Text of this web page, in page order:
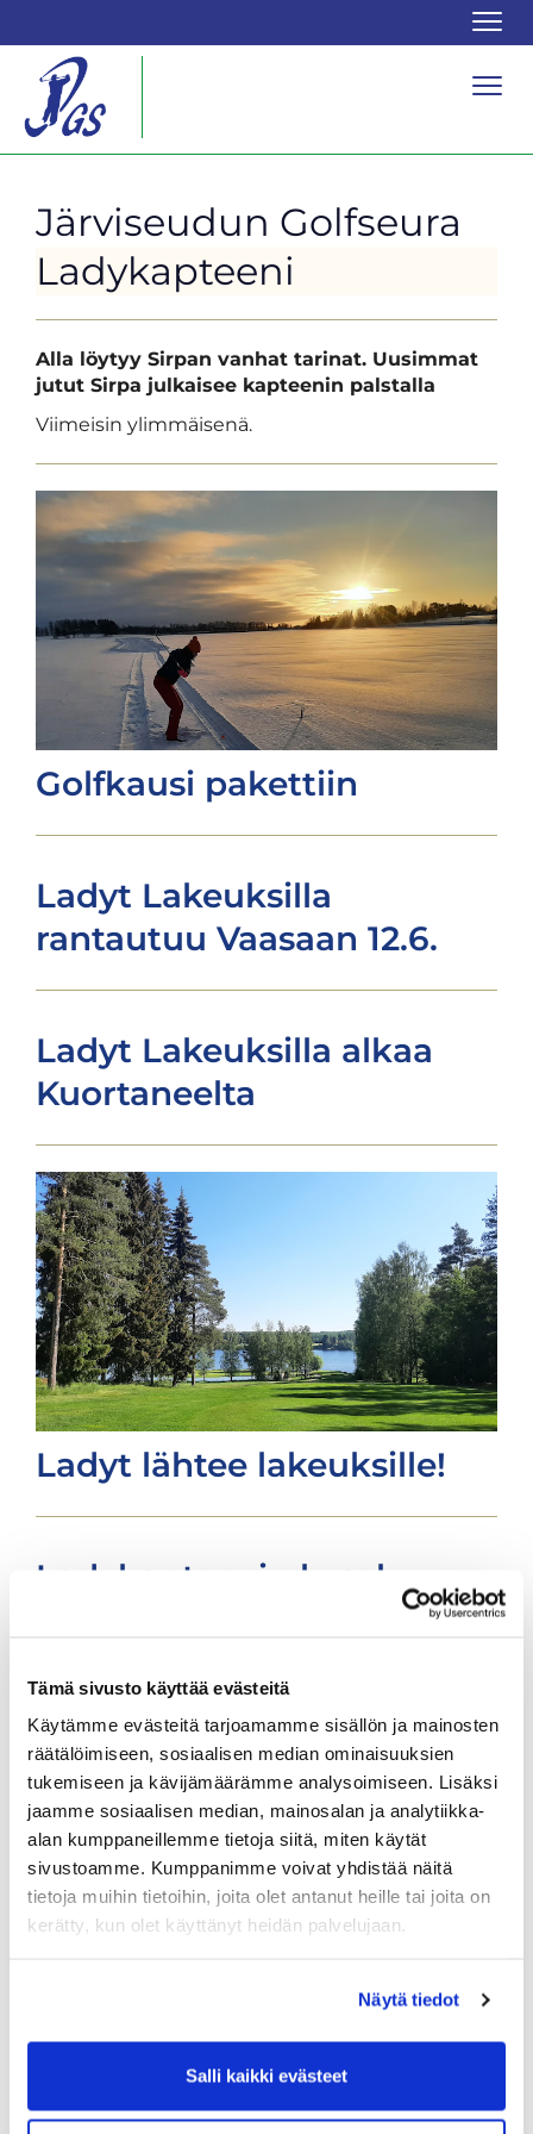
Tämä sivusto käyttää evästeitä
Käytämme evästeitä tarjoamamme sisällön ja mainosten
räätälöimiseen, sosiaalisen median ominaisuuksien
tukemiseen ja kävijämäärämme analysoimiseen. Lisäksi
jaamme sosiaalisen median, mainosalan ja analytiikka-
alan kumppaneillemme tietoja siitä, miten käytät
sivustoamme. Kumppanimme voivat yhdistää näitä
tietoja muihin tietoihin, joita olet antanut heille tai joita on
kerätty, kun olet käyttänyt heidän palvelujaan.
Näytä tiedot
Salli kaikki evästeet
Järviseudun Golfseura
Ladykapteeni
Alla löytyy Sirpan vanhat tarinat. Uusimmat
jutut Sirpa julkaisee kapteenin palstalla
Viimeisin ylimmäisenä.
Golfkausi pakettiin
Ladyt Lakeuksilla
rantautuu Vaasaan 12.6.
Ladyt Lakeuksilla alkaa
Kuortaneelta
Ladyt lähtee lakeuksille!
Ladykapteenin kysely
Kevättä kohti mennään vauhdilla! Ensi kesän
askelmerkkien suunnittelua varten kuulisin
mielelläni Sinun mielipiteitäsi, ehdotuksiasi,
ideoitasi ja toiveitasi. Tätä koskien, olisi hienoa,
jos vastaisit pieneen kyselyyn, niin saisin
työkaluja suunnitteluun.
Vastaukset ovat nimettömiä, eivätkä
henkilötietosi näy vastausten yhteydessä.
Vastaamaan pääset oheisesta linkistä.